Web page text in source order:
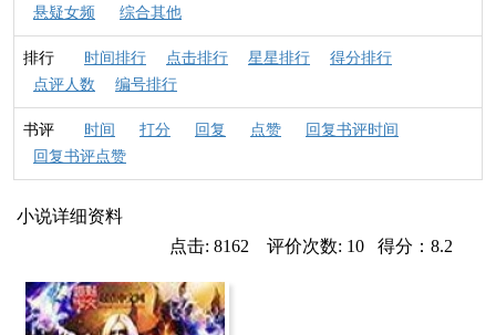
悬疑女频
综合其他
排行 时间排行 点击排行 星星排行
得分排行
点评人数
编号排行
书评 时间 打分 回复 点赞
回复书评时间
回复书评点赞
小说详细资料
点击: 8162 评价次数: 10 得分：8.2